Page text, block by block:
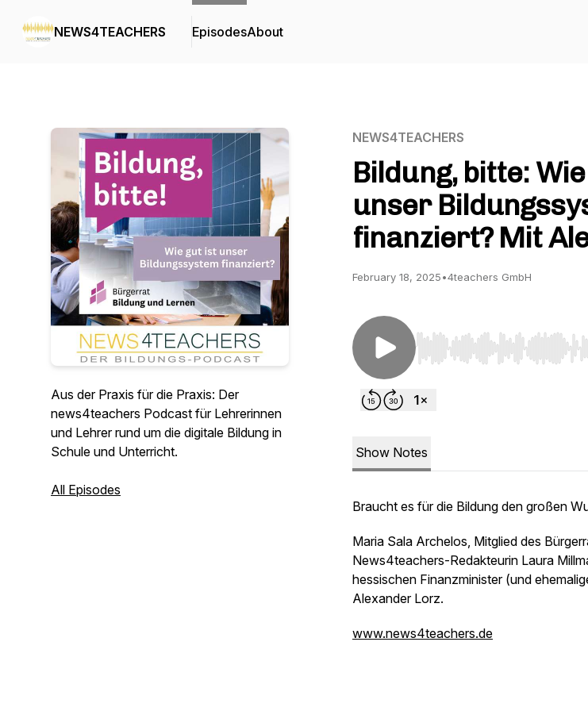
NEWS4TEACHERS EpisodesAbout
Aus der Praxis für die Praxis: Der
news4teachers Podcast für Lehrerinnen
und Lehrer rund um die digitale Bildung in
Schule und Unterricht.
All Episodes
NEWS4TEACHERS
Bildung, bitte:
unser
finanziert? Mit
February 18, 2025•4teachers GmbH
Use Left/Right to seek,
Show Notes
Braucht es für die Bildung den großen
Maria Sala Archelos, Mitglied des
News4teachers-Redakteurin Laura
hessischen Finanzminister (und
Alexander Lorz.
www.news4teachers.de